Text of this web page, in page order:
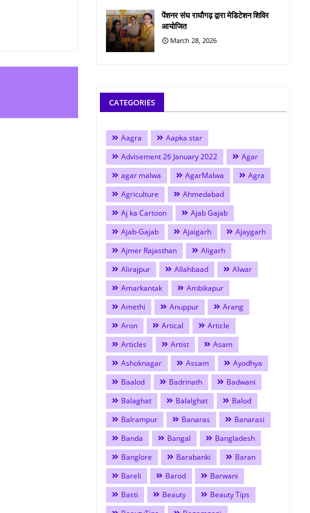
पेंशनर संघ राघौगढ़ द्वारा मेडिटेशन शिविर
आयोजित
March 28, 2026
CATEGORIES
Aagra
Aapka star
Advisement 26 January 2022
Agar
agar malwa
AgarMalwa
Agra
Agriculture
Ahmedabad
Aj ka Cartoon
Ajab Gajab
Ajab-Gajab
Ajaigarh
Ajaygarh
Ajmer Rajasthan
Aligarh
Alirajpur
Allahbaad
Alwar
Amarkantak
Ambikapur
Amethi
Anuppur
Arang
Aron
Artical
Article
Articles
Artist
Asam
Ashoknagar
Assam
Ayodhya
Baalod
Badrinath
Badwani
Balaghat
Balalghat
Balod
Balrampur
Banaras
Banarasi
Banda
Bangal
Bangladesh
Banglore
Barabanki
Baran
Bareli
Barod
Barwani
Basti
Beauty
Beauty Tips